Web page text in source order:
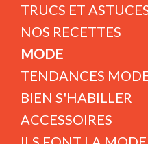
TRUCS ET
NOS RECETTES
MODE
TENDANCES
BIEN S'HABILLER
ACCESSOIRES